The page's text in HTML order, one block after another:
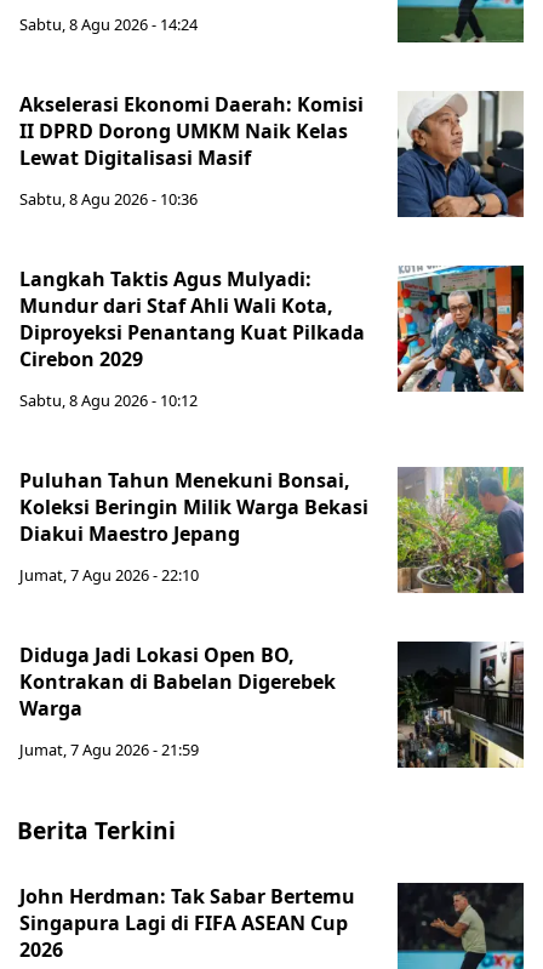
Sabtu, 8 Agu 2026 - 14:24
Akselerasi Ekonomi Daerah: Komisi
II DPRD Dorong UMKM Naik Kelas
Lewat Digitalisasi Masif
Sabtu, 8 Agu 2026 - 10:36
Langkah Taktis Agus Mulyadi:
Mundur dari Staf Ahli Wali Kota,
Diproyeksi Penantang Kuat Pilkada
Cirebon 2029
Sabtu, 8 Agu 2026 - 10:12
Puluhan Tahun Menekuni Bonsai,
Koleksi Beringin Milik Warga Bekasi
Diakui Maestro Jepang
Jumat, 7 Agu 2026 - 22:10
Diduga Jadi Lokasi Open BO,
Kontrakan di Babelan Digerebek
Warga
Jumat, 7 Agu 2026 - 21:59
Berita Terkini
John Herdman: Tak Sabar Bertemu
Singapura Lagi di FIFA ASEAN Cup
2026